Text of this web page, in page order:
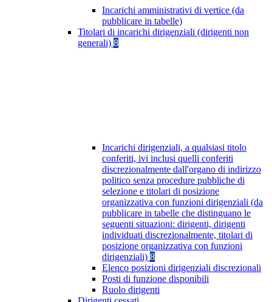
Incarichi amministrativi di vertice (da
pubblicare in tabelle)
Titolari di incarichi dirigenziali (dirigenti non
generali) 8
Incarichi dirigenziali, a qualsiasi titolo
conferiti, ivi inclusi quelli conferiti
discrezionalmente dall'organo di indirizzo
politico senza procedure pubbliche di
selezione e titolari di posizione
organizzativa con funzioni dirigenziali (da
pubblicare in tabelle che distinguano le
seguenti situazioni: dirigenti, dirigenti
individuati discrezionalmente, titolari di
posizione organizzativa con funzioni
dirigenziali) 8
Elenco posizioni dirigenziali discrezionali
Posti di funzione disponibili
Ruolo dirigenti